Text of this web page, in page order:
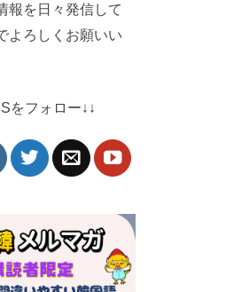
勉強しても韓国語が話せ
ない理由とは？必ず話せ
るようになる勉強法、先
輩学習者のアドバイス
報を日々発信して
よろしくお願いい
をフォロー↓↓